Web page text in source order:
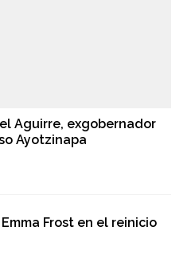
Aguirre, exgobernador
Ayotzinapa
Frost en el reinicio